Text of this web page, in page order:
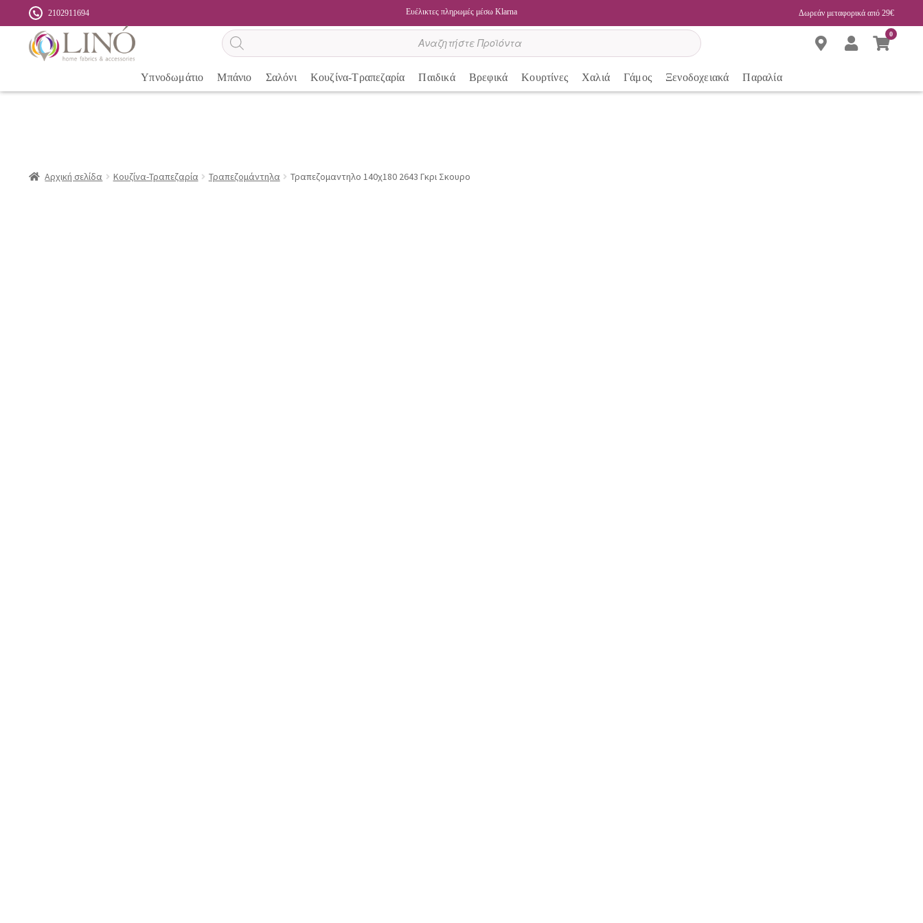
2102911694 Ευέλικτες πληρωμές μέσω Klarna Δωρεάν μεταφορικά από 29€
Αναζήτηση
προϊόντων
0
Υπνοδωμάτιο Μπάνιο Σαλόνι Κουζίνα-Τραπεζαρία Παιδικά Βρεφικά Κουρτίνες Χαλιά Γάμος Ξενοδοχειακά Παραλία
Αρχική σελίδα Κουζίνα-Τραπεζαρία Τραπεζομάντηλα Τραπεζομαντηλο 140χ180 2643 Γκρι Σκουρο